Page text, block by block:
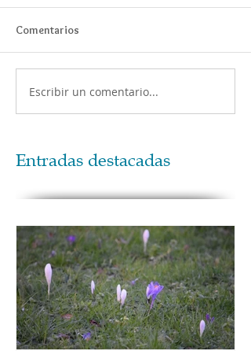
Comentarios
Escribir un comentario...
Entradas destacadas